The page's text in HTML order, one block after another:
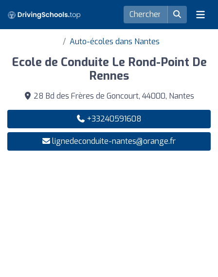
Auto-écoles dans Nantes
Ecole de Conduite Le Rond-Point De
Rennes
28 Bd des Frères de Goncourt, 44000, Nantes
+33240591608
lignedeconduite-nantes@orange.fr